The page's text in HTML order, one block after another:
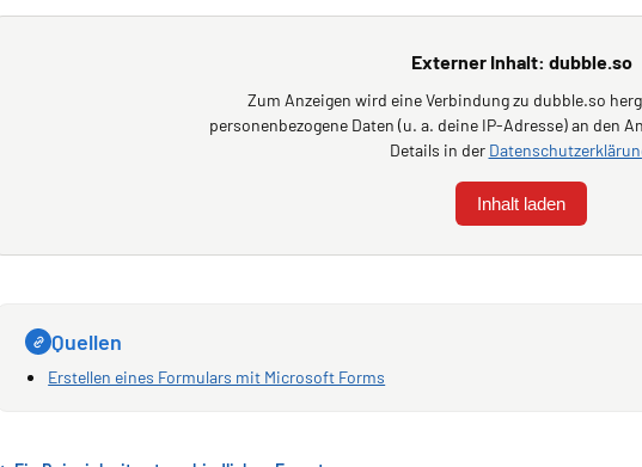
Externer Inhalt: dubble.so
Zum Anzeigen wird eine Verbindung zu dubble.so
personenbezogene Daten (u. a. deine IP-Adresse) an den
Details in der
Inhalt laden
Quellen
Erstellen eines Formulars mit Microsoft Forms